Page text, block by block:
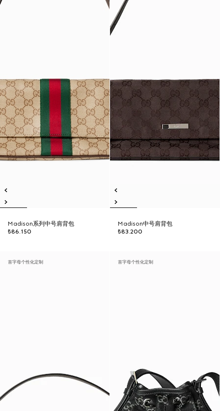
Madison系列中号肩背包
₺86.150
Madison中号肩背包
₺83.200
首字母个性化定制 首字母个性化定制